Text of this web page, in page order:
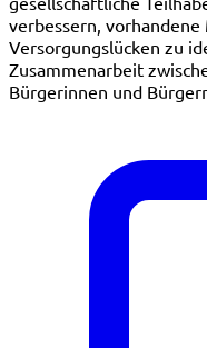
verbessern, vorhandene
Versorgungslücken zu
Zusammenarbeit
Bürgerinnen und